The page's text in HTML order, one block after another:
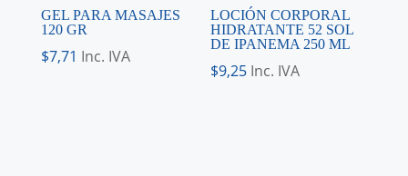
GEL PARA MASAJES
120 GR
$7,71 Inc. IVA
LOCIÓN CORPORAL
HIDRATANTE 52 SOL
DE IPANEMA 250 ML
$9,25 Inc. IVA